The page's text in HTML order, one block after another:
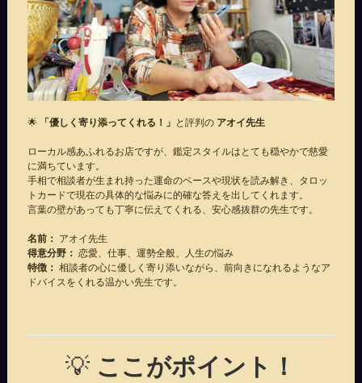
🌟 「優しく寄り添ってくれる！」 と評判の アオイ先生
ローカル感あふれるお店ですが、鑑定スタイルはとても穏やかで慈愛
に満ちています。
手相で相談者が生まれ持った運命のベースや現状を読み解き、タロッ
トカードで現在の具体的な悩みに的確な答えを出してくれます。
言葉の壁があっても丁寧に伝えてくれる、安心感抜群の先生です。
名前： アオイ先生
得意分野： 恋愛、仕事、運勢全般、人生の悩み
特徴： 相談者の心に優しく寄り添いながら、前向きになれるようなア
ドバイスをくれる温かい先生です。
💡 ここがポイント！